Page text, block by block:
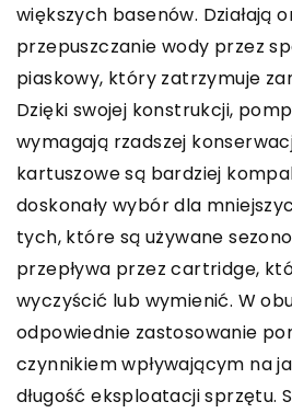
większych basenów. Działają
przepuszczanie wody przez
piaskowy, który zatrzymuje
Dzięki swojej konstrukcji,
wymagają rzadszej
kartuszowe są bardziej
doskonały wybór dla
tych, które są używane
przepływa przez cartridge,
wyczyścić lub wymienić. W
odpowiednie zastosowanie
czynnikiem wpływającym na
długość eksploatacji sprzętu.